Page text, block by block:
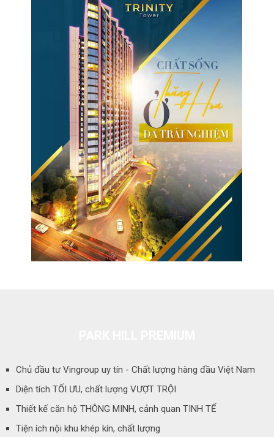
Chủ đầu tư Vingroup uy tín - Chất lượng hàng đầu Việt Nam
Diện tích TỐI ƯU, chất lượng VƯỢT TRỘI
Thiết kế căn hộ THÔNG MINH, cảnh quan TINH TẾ
Tiện ích nội khu khép kín, chất lượng